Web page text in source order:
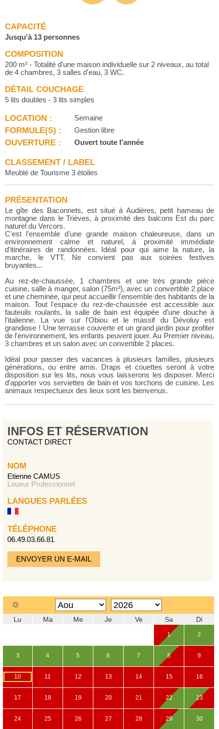
CAPACITÉ
Jusqu'à 13 personnes
COMPOSITION
200 m² - Totalité d'une maison individuelle sur 2 niveaux, au total
de 4 chambres, 3 salles d'eau, 3 WC.
DÉTAIL COUCHAGE
5 lits doubles - 3 lits simples
LOCATION : Semaine
FORMULE(S) : Gestion libre
OUVERTURE : Ouvert toute l'année
CLASSEMENT / LABEL
Meublé de Tourisme 3 étoiles
PRÉSENTATION
Le gîte des Baconnets, est situé à Audières, petit hameau de
montagne dans le Trièves, à proximité des balcons Est du parc
naturel du Vercors.
C'est l'ensemble d'une grande maison chaleureuse, dans un
environnement calme et naturel, à proximité immédiate
d'itinéraires de randonnées. Idéal pour qui aime la nature, la
marche, le VTT. Ne convient pas aux soirées festives
bruyantes...
Au rez-de-chaussée, 1 chambres et une très grande pièce
cuisine, salle à manger, salon (75m²), avec un convertible 2 place
et une cheminée, qui peut accueillir l'ensemble des habitants de la
maison. Tout l'espace du rez-de-chaussée est accessible aux
fauteuils roulants, la salle de bain est équipée d'une douche à
l'italienne. La vue sur l'Obiou et le massif du Dévoluy est
grandiose ! Une terrasse couverte et un grand jardin pour profiter
de l'environnement, les enfants peuvent jouer. Au Premier niveau,
3 chambres et un salon avec un convertible 2 places.
Idéal pour passer des vacances à plusieurs familles, plusieurs
générations, ou entre amis. Draps et couettes seront à votre
disposition sur les lits, nous vous laisserons les disposer. Merci
d'apporter vos serviettes de bain et vos torchons de cuisine. Les
animaux respectueux des lieux sont les bienvenus.
INFOS ET RÉSERVATION
CONTACT DIRECT
NOM
Etienne CAMUS
Loueur Professionnel
LANGUES PARLÉES
TÉLÉPHONE
06.49.03.66.81
ENVOYER UN E-MAIL
Lu Ma Me Je Ve Sa Di
1 2
3 4 5 6 7 8 9
10 11 12 13 14 15 16
17 18 19 20 21 22 23
24 25 26 27 28 29 30